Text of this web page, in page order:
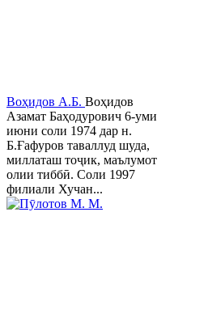
Воҳидов А.Б. Воҳидов
Азамат Баҳодурович 6-уми
июни соли 1974 дар н.
Б.Ғафуров таваллуд шуда,
миллаташ тоҷик, маълумот
олии тиббӣ. Соли 1997
филиали Хучан...